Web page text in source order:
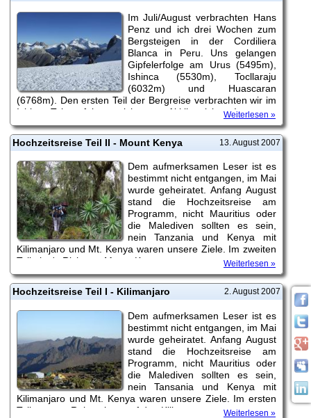
Im Juli/August verbrachten Hans
Penz und ich drei Wochen zum
Bergsteigen in der Cordiliera
Blanca in Peru. Uns gelangen
Gipfelerfolge am Urus (5495m),
Ishinca (5530m), Tocllaraju
(6032m) und Huascaran
(6768m). Den ersten Teil der Bergreise verbrachten wir im
Ishinca Tal, perfekt um sich gut zu Akklimatisieren!Weiterlesen »
Hochzeitsreise Teil II - Mount Kenya 13. August 2007
Dem aufmerksamen Leser ist es
bestimmt nicht entgangen, im Mai
wurde geheiratet. Anfang August
stand die Hochzeitsreise am
Programm, nicht Mauritius oder
die Malediven sollten es sein,
nein Tanzania und Kenya mit
Kilimanjaro und Mt. Kenya waren unsere Ziele. Im zweiten
Teil ging's Richtung Mount Kenya.
Weiterlesen »
Hochzeitsreise Teil I - Kilimanjaro 2. August 2007
Dem aufmerksamen Leser ist es
bestimmt nicht entgangen, im Mai
wurde geheiratet. Anfang August
stand die Hochzeitsreise am
Programm, nicht Mauritius oder
die Malediven sollten es sein,
nein Tansania und Kenya mit
Kilimanjaro und Mt. Kenya waren unsere Ziele. Im ersten
Teil unserer Reise gings auf den Kili.
Weiterlesen »